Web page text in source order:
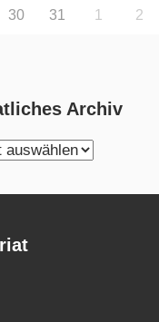
30 31 1 2
Archiv